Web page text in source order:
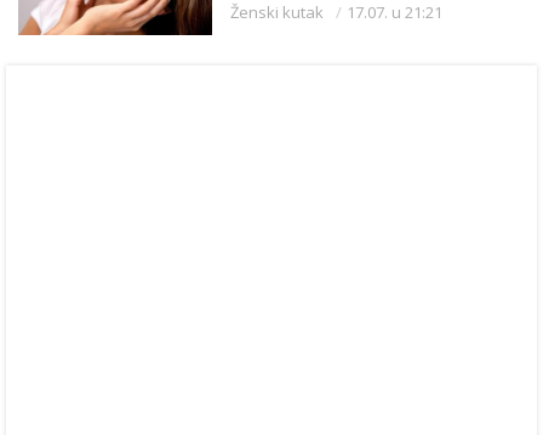
Ženski kutak 17.07. u 21:21